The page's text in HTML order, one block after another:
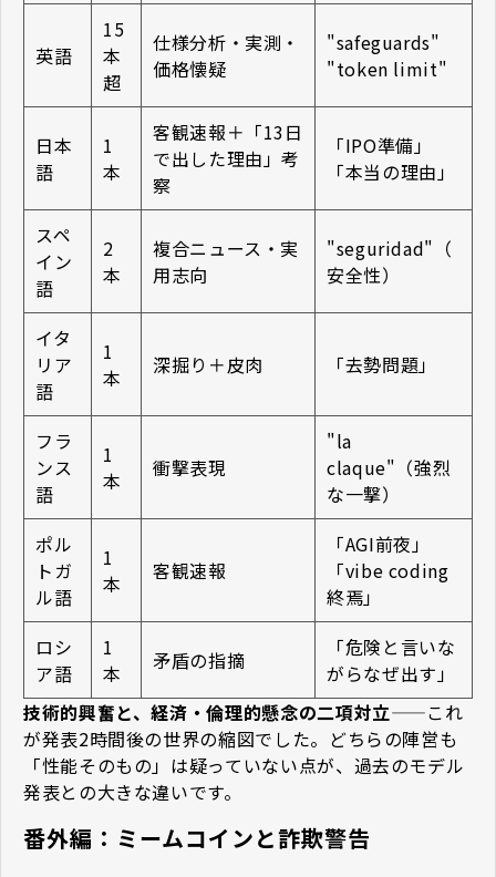
英語
15
本
超
仕様分析・実測・
価格懐疑
"safeguards"
"token limit"
日本
語
1
本
客観速報＋「13日
で出した理由」考
察
「IPO準備」
「本当の理由」
スペ
イン
語
2
本
複合ニュース・実
用志向
"seguridad"（
安全性）
イタ
リア
語
1
本
深掘り＋皮肉 「去勢問題」
フラ
ンス
語
1
本
衝撃表現
"la
claque"（強烈
な一撃）
ポル
トガ
ル語
1
本
客観速報
「AGI前夜」
「vibe coding
終焉」
ロシ
ア語
1
本
矛盾の指摘
「危険と言いな
がらなぜ出す」
技術的興奮と、経済・倫理的懸念の二項対立——これ
が発表2時間後の世界の縮図でした。どちらの陣営も
「性能そのもの」は疑っていない点が、過去のモデル
発表との大きな違いです。
番外編：ミームコインと詐欺警告